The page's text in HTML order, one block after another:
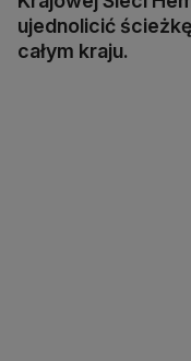
ujednolicić
całym kraju.